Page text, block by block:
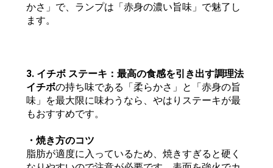
かさ」で、ランプは「赤身の濃い旨味」で魅了し
ます。
3. イチボ ステーキ：最高の食感を引き出す調理法
イチボの持ち味である「柔らかさ」と「赤身の旨
味」を最大限に味わうなら、やはりステーキが最
もおすすめです。
・焼き方のコツ
脂肪が適度に入っているため、焼きすぎると硬く